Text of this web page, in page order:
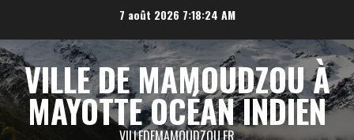
contenu
7 août 2026 7:18:24 AM
VILLE DE MAMOUDZOU À
MAYOTTE OCÉAN INDIEN
VILLEDEMAMOUDZOU.FR